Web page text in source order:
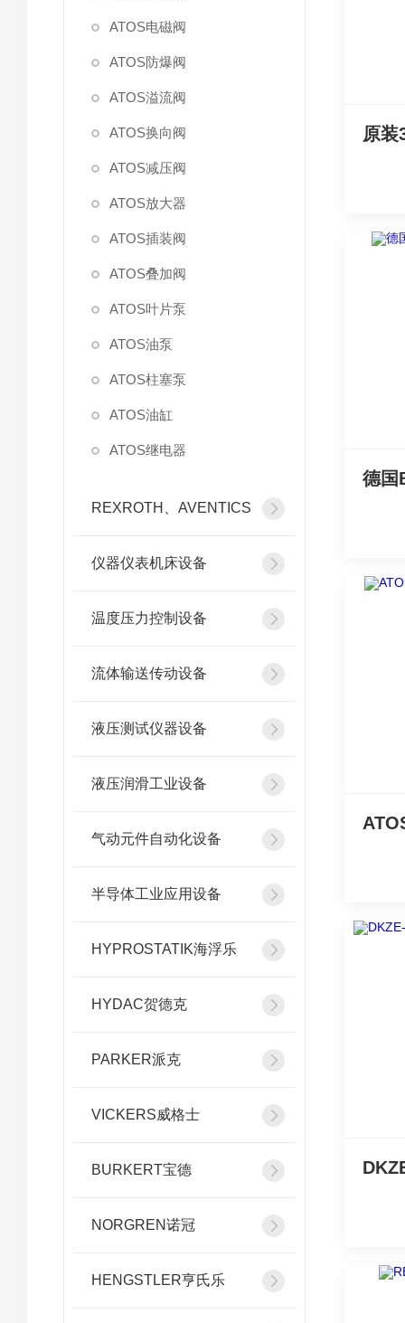
ATOS电磁阀
ATOS防爆阀
ATOS溢流阀
ATOS换向阀
ATOS减压阀
ATOS放大器
ATOS插装阀
ATOS叠加阀
ATOS叶片泵
ATOS油泵
ATOS柱塞泵
ATOS油缸
ATOS继电器
REXROTH、AVENTICS
仪器仪表机床设备
温度压力控制设备
流体输送传动设备
液压测试仪器设备
液压润滑工业设备
气动元件自动化设备
半导体工业应用设备
HYPROSTATIK海浮乐
HYDAC贺德克
PARKER派克
VICKERS威格士
BURKERT宝德
NORGREN诺冠
HENGSTLER亨氏乐